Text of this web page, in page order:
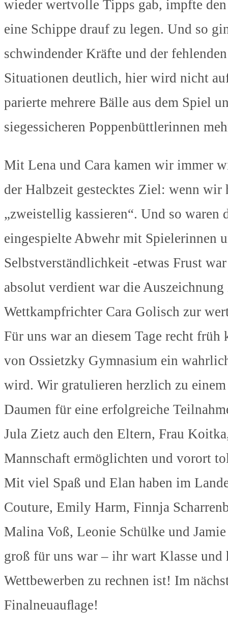
wieder wertvolle Tipps gab, impfte
eine Schippe drauf zu legen. Und so
schwindender Kräfte und der
Situationen deutlich, hier wird nicht
parierte mehrere Bälle aus dem Spiel
siegessicheren Poppenbüttlerinnen
Mit Lena und Cara kamen wir immer
der Halbzeit gestecktes Ziel: wenn wir
„zweistellig kassieren“. Und so waren
eingespielte Abwehr mit Spielerinnen
Selbstverständlichkeit -etwas Frust
absolut verdient war die
Wettkampfrichter Cara Golisch zur
Für uns war an diesem Tage recht
von Ossietzky Gymnasium ein
wird. Wir gratulieren herzlich zu
Daumen für eine erfolgreiche
Jula Zietz auch den Eltern, Frau
Mannschaft ermöglichten und vorort
Mit viel Spaß und Elan haben im
Couture, Emily Harm, Finnja
Malina Voß, Leonie Schülke und
groß für uns war – ihr wart Klasse und
Wettbewerben zu rechnen ist! Im
Finalneuauﬂage!